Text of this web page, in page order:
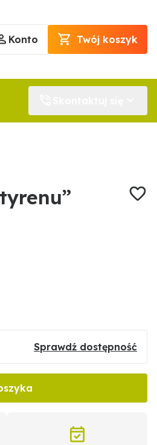
Konto Twój koszyk
Sprawdź dostępność